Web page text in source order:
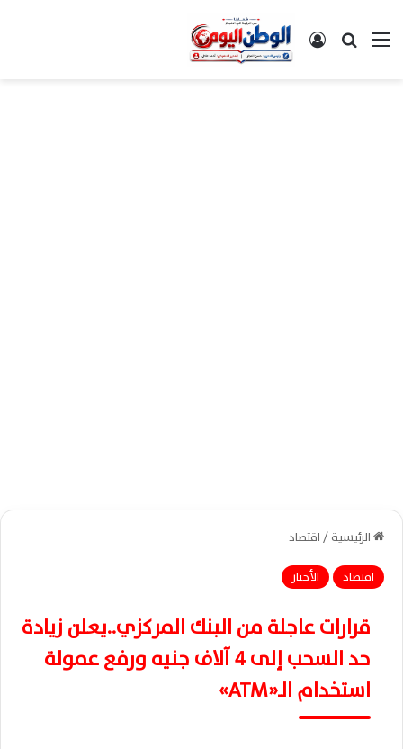
القائمةبحث عن تسجيل الدخول
الرئيسية/اقتصاد
اقتصاد
الأخبار
قرارات عاجلة من البنك المركزي..يعلن زيادة
حد السحب إلى 4 آلاف جنيه ورفع عمولة
استخدام الـ«ATM»